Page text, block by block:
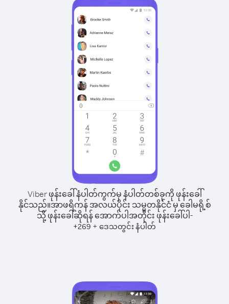
Viber ဖုန်းခေါ်နံပါတ်ကွက်မှ နံပါတ်တစ်ခုကို ဖုန်းခေါ်
နိုင်သည်။အာဖရိကန် အလယ်ပိုင်း သမ္မတနိုင်ငံ မှ ခေါမရို့စ်
သို့ ဖုန်းခေါ်ဆိုရန် အောက်ပါအတိုင်း ဖုန်းခေါ်ပါ-
+269 + ဒေသတွင်း နံပါတ်